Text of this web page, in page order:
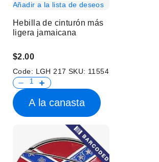
Añadir a la lista de deseos
Hebilla de cinturón más
ligera jamaicana
$2.00
Code: LGH 217 SKU: 11554
A la canasta